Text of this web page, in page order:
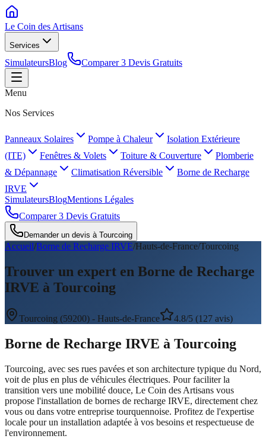
Le Coin des Artisans
Services
SimulateursBlog Comparer 3 Devis Gratuits
Menu
Nos Services
Panneaux Solaires Pompe à Chaleur
Isolation Extérieure
(ITE)
Fenêtres & Volets Toiture & Couverture
Plomberie
& Dépannage
Climatisation Réversible
Borne de Recharge
IRVE
SimulateursBlogMentions Légales
Comparer 3 Devis Gratuits
Demander un devis à Tourcoing
Accueil/Borne de Recharge IRVE/Hauts-de-France/Tourcoing
Trouver un expert en Borne de Recharge
IRVE à Tourcoing
Tourcoing (59200) - Hauts-de-France 4.8/5 (127 avis)
Borne de Recharge IRVE à Tourcoing
Tourcoing, avec ses rues pavées et son architecture typique du Nord,
voit de plus en plus de véhicules électriques. Pour faciliter la
transition vers une mobilité douce, Le Coin des Artisans vous
propose l'installation de bornes de recharge IRVE, directement chez
vous ou dans votre entreprise tourquennoise. Profitez de l'expertise
locale pour un installation adaptée à vos besoins et respectueuse de
l'environnement.